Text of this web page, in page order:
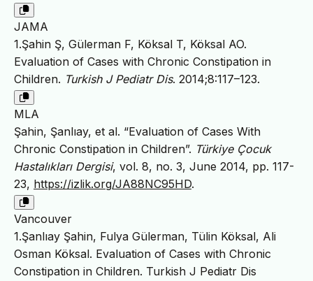
JAMA
1.Şahin Ş, Gülerman F, Köksal T, Köksal AO.
Evaluation of Cases with Chronic Constipation in
Children. Turkish J Pediatr Dis. 2014;8:117–123.
MLA
Şahin, Şanlıay, et al. “Evaluation of Cases With
Chronic Constipation in Children”. Türkiye Çocuk
Hastalıkları Dergisi, vol. 8, no. 3, June 2014, pp. 117-
23, https://izlik.org/JA88NC95HD.
Vancouver
1.Şanlıay Şahin, Fulya Gülerman, Tülin Köksal, Ali
Osman Köksal. Evaluation of Cases with Chronic
Constipation in Children. Turkish J Pediatr Dis